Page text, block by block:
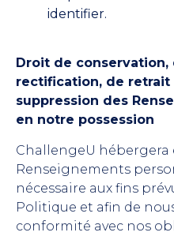
identifier.
Droit de
rectification, de
suppression des
en notre possession
ChallengeU hébergera
Renseignements
nécessaire aux fins
Politique et afin de
conformité avec nos